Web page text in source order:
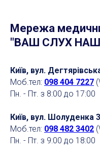
Мережа
"ВАШ СЛУХ
Київ, вул.
Моб.тел: 098 404 7227
Пн. - Пт. з 8:00 до 17:00
Київ, вул. Шолуденка
Моб.тел: 098 482 3402
Пн. - Пт. з 9:00 до 18:00